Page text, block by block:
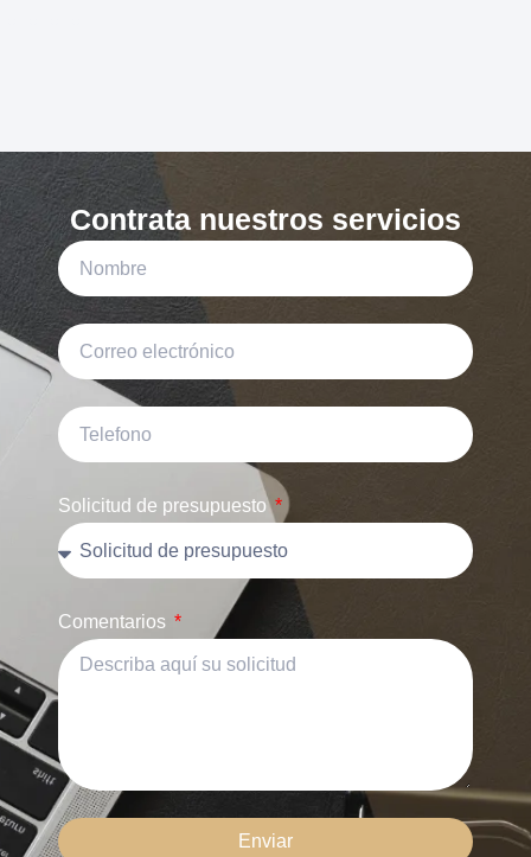
Contrata nuestros servicios
Solicitud de presupuesto
Comentarios
Enviar